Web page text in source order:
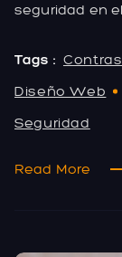
seguridad en
Tags :
Diseño Web
Seguridad
Read More